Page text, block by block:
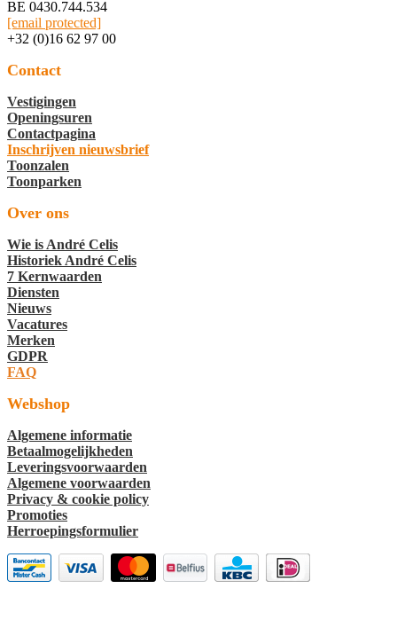
BE 0430.744.534
[email protected]
+32 (0)16 62 97 00
Contact
Vestigingen
Openingsuren
Contactpagina
Inschrijven nieuwsbrief
Toonzalen
Toonparken
Over ons
Wie is André Celis
Historiek André Celis
7 Kernwaarden
Diensten
Nieuws
Vacatures
Merken
GDPR
FAQ
Webshop
Algemene informatie
Betaalmogelijkheden
Leveringsvoorwaarden
Algemene voorwaarden
Privacy & cookie policy
Promoties
Herroepingsformulier